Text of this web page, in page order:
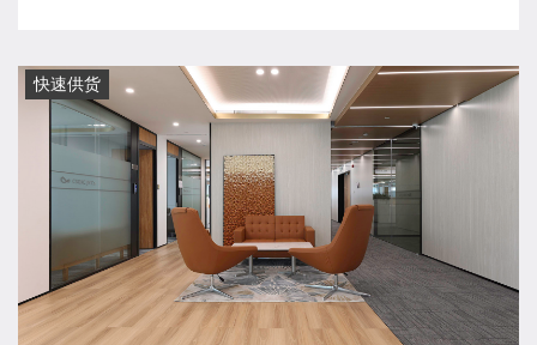
快速供货